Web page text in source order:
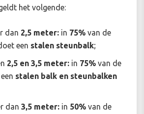
het volgende:
dan 2,5 meter: in 75% van de
een stalen steunbalk;
2,5 en 3,5 meter: in 75% van de
stalen balk en steunbalken
dan 3,5 meter: in 50% van de